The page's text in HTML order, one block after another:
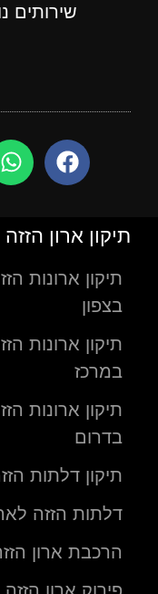
שירותים
תיקון ארון הזזה
תיקון ארונות
בצפון
תיקון ארונות
במרכז
תיקון ארונות
בדרום
תיקון דלתות
דלתות הזזה
הרכבת ארון